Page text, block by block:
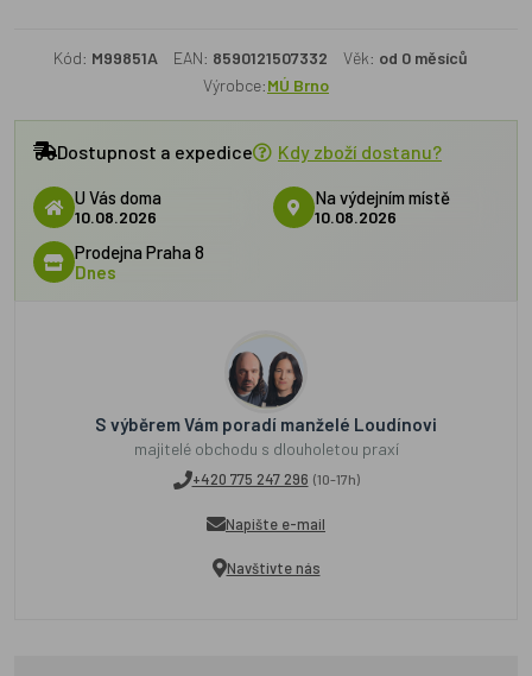
Kód: M99851A EAN: 8590121507332 Věk: od 0 měsíců
Výrobce:MÚ Brno
Dostupnost a expedice Kdy zboží dostanu?
U Vás doma
10.08.2026
Na výdejním místě
10.08.2026
Prodejna Praha 8
Dnes
S výběrem Vám poradí manželé Loudínovi
majitelé obchodu s dlouholetou praxí
+420 775 247 296 (10-17h)
Napište e-mail
Navštivte nás